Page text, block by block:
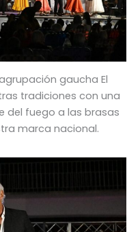
gaucha El
tradiciones con una
del fuego a las brasas
marca nacional.